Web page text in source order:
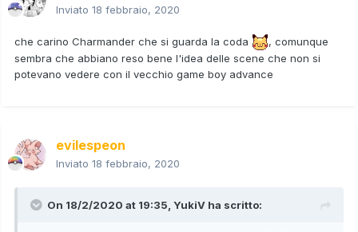
Inviato 18 febbraio, 2020
che carino Charmander che si guarda la coda
, comunque
sembra che abbiano reso bene l'idea delle scene che non si
potevano vedere con il vecchio game boy advance
evilespeon
Inviato 18 febbraio, 2020
On 18/2/2020 at 19:35, YukiV ha scritto: